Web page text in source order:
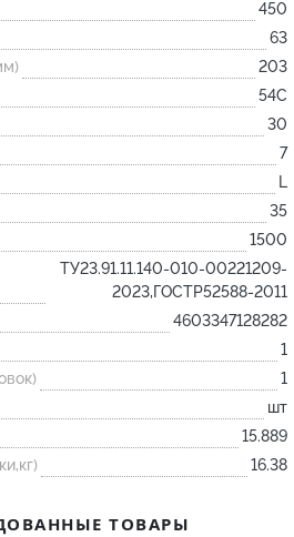
450
63
203
54С
30
7
L
35
1500
ТУ23.91.11.140-010-00221209-
2023,ГОСТР52588-2011
4603347128282
1
1
шт
15.889
16.38
ТОВАРЫ